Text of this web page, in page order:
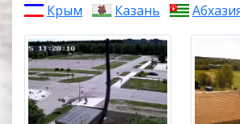
Крым
Казань